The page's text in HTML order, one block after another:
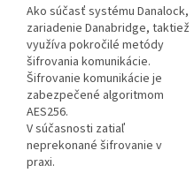
Ako súčasť systému Danalock,
zariadenie Danabridge, taktiež
využíva pokročilé metódy
šifrovania komunikácie.
Šifrovanie komunikácie je
zabezpečené algoritmom
AES256.
V súčasnosti zatiaľ
neprekonané šifrovanie v
praxi.